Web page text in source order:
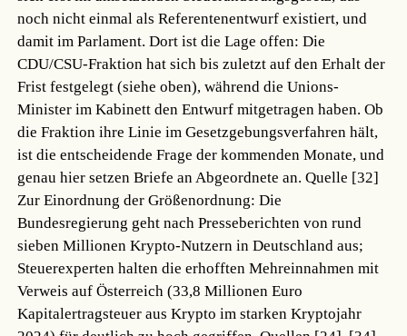
noch nicht einmal als Referentenentwurf existiert, und
damit im Parlament. Dort ist die Lage offen: Die
CDU/CSU-Fraktion hat sich bis zuletzt auf den Erhalt der
Frist festgelegt (siehe oben), während die Unions-
Minister im Kabinett den Entwurf mitgetragen haben. Ob
die Fraktion ihre Linie im Gesetzgebungsverfahren hält,
ist die entscheidende Frage der kommenden Monate, und
genau hier setzen Briefe an Abgeordnete an.Quelle [32]
Zur Einordnung der Größenordnung: Die
Bundesregierung geht nach Presseberichten von rund
sieben Millionen Krypto-Nutzern in Deutschland aus;
Steuerexperten halten die erhofften Mehreinnahmen mit
Verweis auf Österreich (33,8 Millionen Euro
Kapitalertragsteuer aus Krypto im starken Kryptojahr